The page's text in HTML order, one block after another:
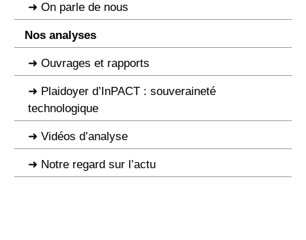
On parle de nous
Nos analyses
Ouvrages et rapports
Plaidoyer d’InPACT : souveraineté
technologique
Vidéos d’analyse
Notre regard sur l’actu